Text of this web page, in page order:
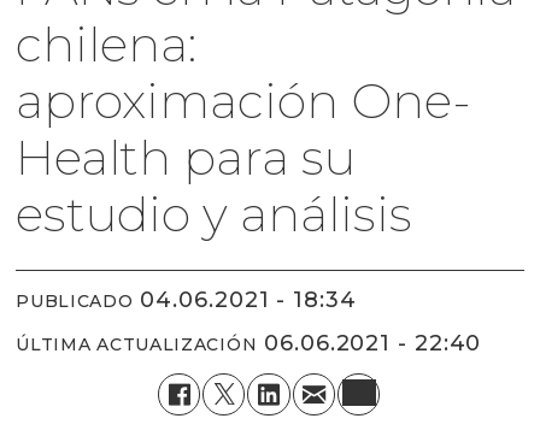
chilena:
aproximación One-
Health para su
estudio y análisis
PUBLICADO 04.06.2021 - 18:34
ÚLTIMA ACTUALIZACIÓN 06.06.2021 - 22:40